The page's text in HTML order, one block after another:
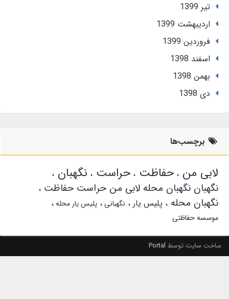
تير 1399
ارديبهشت 1399
فروردین 1399
اسفند 1398
بهمن 1398
دی 1398
برچسب‌ها
لابی من حفاظت حراست نگهبان
نگهبان نگهبان محله لابی من حراست حفاظت
نگهبان محله پلیس یار نگهبانی پلیس یار محله
موسسه حفاظتی
ساخت سایت توسطPortal